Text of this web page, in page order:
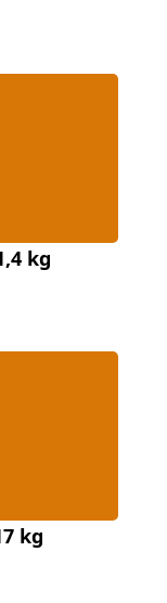
kg
kg